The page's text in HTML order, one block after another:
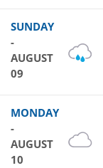
SUNDAY
-
AUGUST
09
MONDAY
-
AUGUST
10